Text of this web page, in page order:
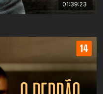
01:39:23